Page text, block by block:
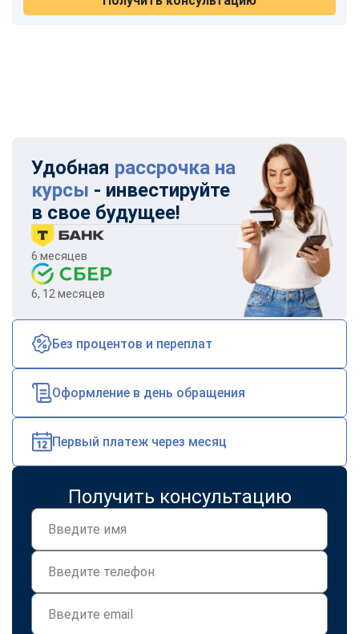
Удобная рассрочка на
курсы - инвестируйте
в свое будущее!
6 месяцев
6, 12 месяцев
Без процентов и переплат
Оформление в день обращения
Первый платеж через месяц
Получить консультацию